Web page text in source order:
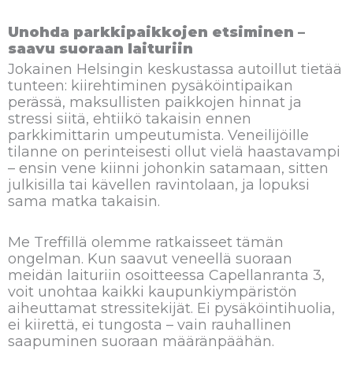
Unohda parkkipaikkojen etsiminen –
saavu suoraan laituriin
Jokainen Helsingin keskustassa autoillut tietää
tunteen: kiirehtiminen pysäköintipaikan
perässä, maksullisten paikkojen hinnat ja
stressi siitä, ehtiikö takaisin ennen
parkkimittarin umpeutumista. Veneilijöille
tilanne on perinteisesti ollut vielä haastavampi
– ensin vene kiinni johonkin satamaan, sitten
julkisilla tai kävellen ravintolaan, ja lopuksi
sama matka takaisin.
Me Treffillä olemme ratkaisseet tämän
ongelman. Kun saavut veneellä suoraan
meidän laituriin osoitteessa Capellanranta 3,
voit unohtaa kaikki kaupunkiympäristön
aiheuttamat stressitekijät. Ei pysäköintihuolia,
ei kiirettä, ei tungosta – vain rauhallinen
saapuminen suoraan määränpäähän.